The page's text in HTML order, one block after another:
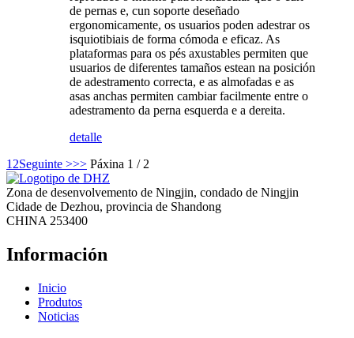
de pernas e, cun soporte deseñado
ergonomicamente, os usuarios poden adestrar os
isquiotibiais de forma cómoda e eficaz. As
plataformas para os pés axustables permiten que
usuarios de diferentes tamaños estean na posición
de adestramento correcta, e as almofadas e as
asas anchas permiten cambiar facilmente entre o
adestramento da perna esquerda e a dereita.
detalle
1 2Seguinte >>> Páxina 1 / 2
Zona de desenvolvemento de Ningjin, condado de Ningjin
Cidade de Dezhou, provincia de Shandong
CHINA 253400
Información
Inicio
Produtos
Noticias